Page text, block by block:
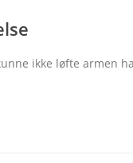
ikke løfte armen